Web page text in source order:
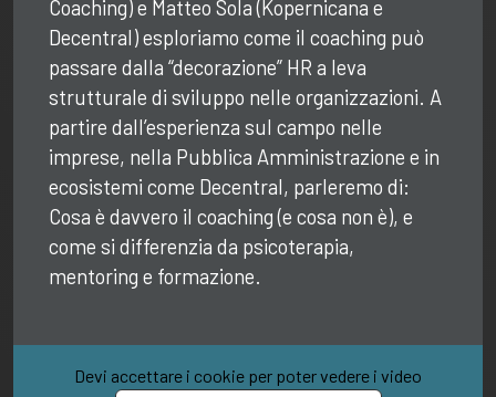
Coaching) e Matteo Sola (Kopernicana e
Decentral) esploriamo come il coaching può
passare dalla “decorazione” HR a leva
strutturale di sviluppo nelle organizzazioni. ​A
partire dall’esperienza sul campo nelle
imprese, nella Pubblica Amministrazione e in
ecosistemi come Decentral, parleremo di: ​
Cosa è davvero il coaching (e cosa non è), e
come si differenzia da psicoterapia,
mentoring e formazione.
Devi accettare i cookie per poter vedere i video